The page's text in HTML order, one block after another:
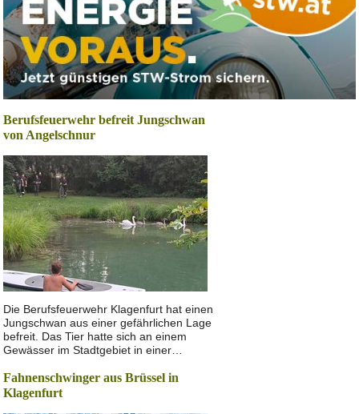
Berufsfeuerwehr befreit Jungschwan
von Angelschnur
Die Berufsfeuerwehr Klagenfurt hat einen
Jungschwan aus einer gefährlichen Lage
befreit. Das Tier hatte sich an einem
Gewässer im Stadtgebiet in einer…
Fahnenschwinger aus Brüssel in
Klagenfurt